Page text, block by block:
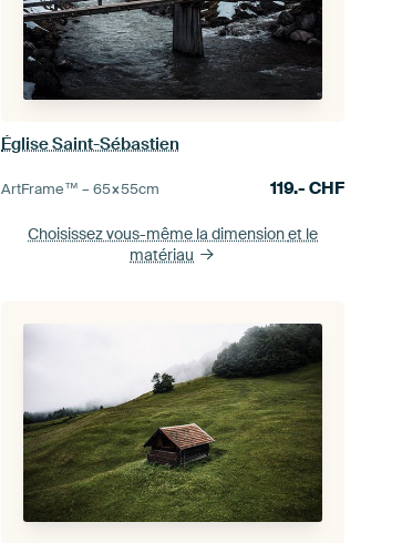
Église Saint-Sébastien
ArtFrame™ –65×55cm 119.- CHF
Choisissez vous-même la dimensionet le
matériau